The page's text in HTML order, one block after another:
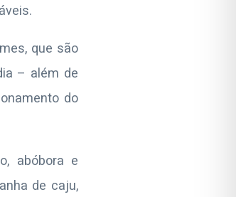
que são
– além de
do
abóbora e
de caju,